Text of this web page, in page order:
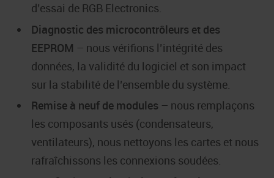
d’essai de RGB Electronics.
Diagnostic des microcontrôleurs et des
EEPROM – nous vérifions l’intégrité des
données, la validité du logiciel et son impact
sur la stabilité de l’ensemble du système.
Remise à neuf de modules – nous remplaçons
les composants usés (condensateurs,
ventilateurs), nous nettoyons les cartes et nous
rafraîchissons les connexions soudées.